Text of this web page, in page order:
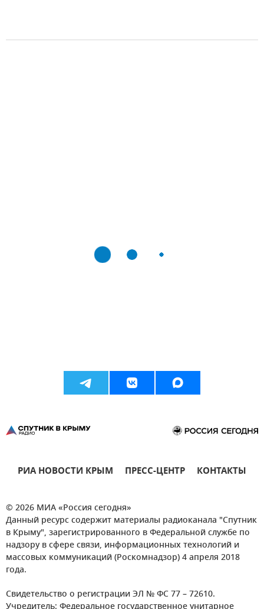
РИА НОВОСТИ КРЫМ ПРЕСС-ЦЕНТР КОНТАКТЫ
© 2026 МИА «Россия сегодня»
Данный ресурс содержит материалы радиоканала "Спутник
в Крыму", зарегистрированного в Федеральной службе по
надзору в сфере связи, информационных технологий и
массовых коммуникаций (Роскомнадзор) 4 апреля 2018
года.
Свидетельство о регистрации ЭЛ № ФС 77 – 72610.